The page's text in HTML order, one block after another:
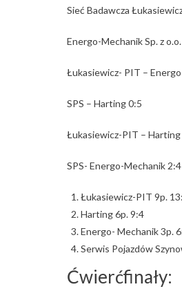
Sieć Badawcza
Energo-Mechanik Sp. z
Łukasiewicz- PIT –
SPS – Harting 0:5
Łukasiewicz-PIT – Harting
SPS- Energo-Mechanik 2:4
Łukasiewicz-PIT 9p.
Harting 6p. 9:4
Energo- Mechanik 3p.
Serwis Pojazdów
Ćwierćfinały: